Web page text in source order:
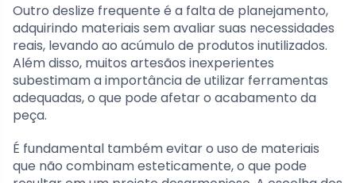
Outro deslize frequente é a falta de planejamento,
adquirindo materiais sem avaliar suas necessidades
reais, levando ao acúmulo de produtos inutilizados.
Além disso, muitos artesãos inexperientes
subestimam a importância de utilizar ferramentas
adequadas, o que pode afetar o acabamento da
peça.
É fundamental também evitar o uso de materiais
que não combinam esteticamente, o que pode